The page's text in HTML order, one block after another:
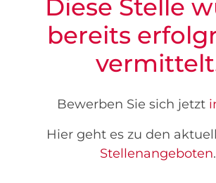
Diese Stelle
bereits
Bewerben Sie sich jetzt
Hier geht es zu den aktuell
Stellenangeboten.